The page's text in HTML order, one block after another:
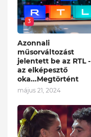
3
Azonnali
műsorváltozást
jelentett be az RTL
az elképesztő
oka...Megtörtént
május 21, 2024